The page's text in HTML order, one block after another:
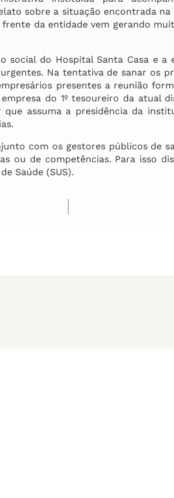
sobre a situação encontrada
da entidade vem gerando
social do Hospital Santa Casa e a
Na tentativa de sanar os
presentes a reunião
do 1º tesoureiro da atual
assuma a presidência da
com os gestores públicos de
ou de competências. Para isso
Saúde (SUS).